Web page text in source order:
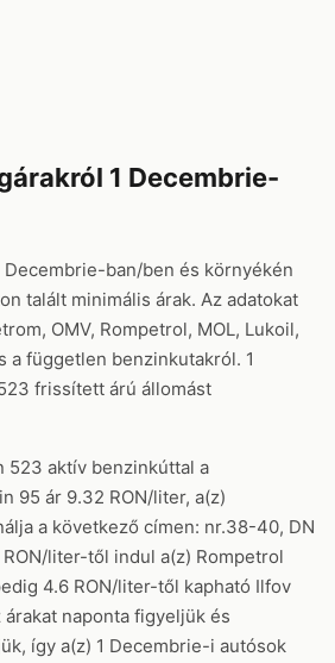
1 Decembrie-
ban/ben és környékén
talált minimális árak. Az adatokat
OMV, Rompetrol, MOL, Lukoil,
a független benzinkutakról. 1
frissített árú állomást
523 aktív benzinkúttal a
95 ár 9.32 RON/liter, a(z)
a következő címen: nr.38-40, DN
RON/liter-től indul a(z) Rompetrol
4.6 RON/liter-től kapható Ilfov
naponta figyeljük és
így a(z) 1 Decembrie-i autósok